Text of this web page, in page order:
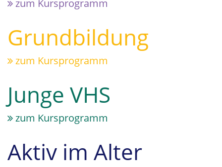
zum Kursprogramm
Grundbildung
zum Kursprogramm
Junge VHS
zum Kursprogramm
Aktiv im Alter